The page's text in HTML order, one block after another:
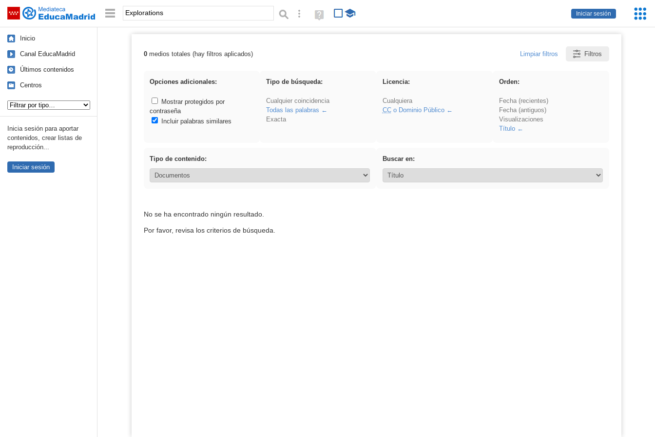
Saltar navegación
Iniciar sesión
Palabra o frase: Búsqueda avanzada
Ayuda
(en
Inicio
Canal EducaMadrid
Últimos contenidos
Centros
Inicia sesión para aportar
contenidos, crear listas de
reproducción...
Iniciar sesión
Resultados de: Explorations
0medios totales (hay filtros aplicados) Limpiar filtros Filtros
Opciones adicionales:
Mostrar protegidos por
contraseña
Incluir palabras similares
Tipo de búsqueda:
Cualquier coincidencia
Todas las palabras
Exacta
Licencia:
Cualquiera
CCo Dominio Público
Orden:
Fecha (recientes)
Fecha (antiguos)
Visualizaciones
Título
Tipo de contenido: Buscar en:
No se ha encontrado ningún resultado.
Por favor, revisa los criterios de búsqueda.